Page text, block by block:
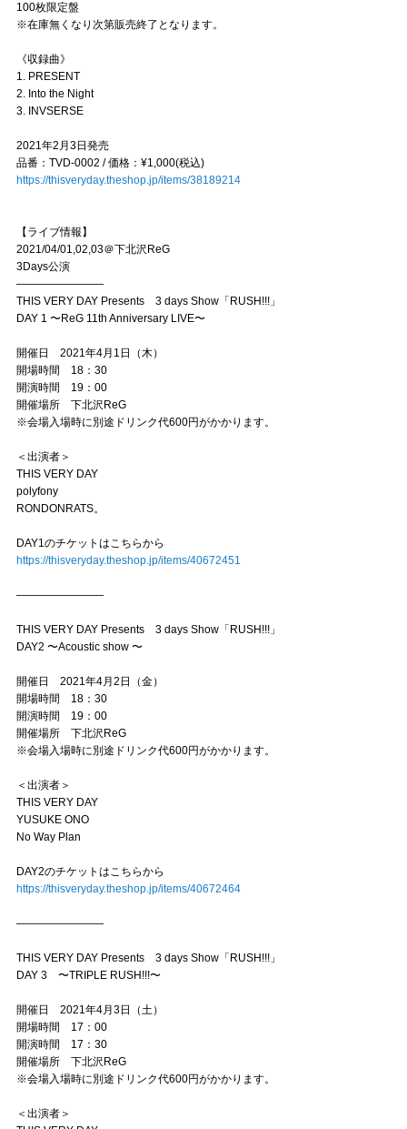
100枚限定盤
※在庫無くなり次第販売終了となります。
《収録曲》
1. PRESENT
2. Into the Night
3. INVSERSE
2021年2月3日発売
品番：TVD-0002 / 価格：¥1,000(税込)
https://thisveryday.theshop.jp/items/38189214
【ライブ情報】
2021/04/01,02,03＠下北沢ReG
3Days公演
————————
THIS VERY DAY Presents 3 days Show「RUSH!!!」
DAY 1 〜ReG 11th Anniversary LIVE〜
開催日 2021年4月1日（木）
開場時間 18：30
開演時間 19：00
開催場所 下北沢ReG
※会場入場時に別途ドリンク代600円がかかります。
＜出演者＞
THIS VERY DAY
polyfony
RONDONRATS。
DAY1のチケットはこちらから
https://thisveryday.theshop.jp/items/40672451
————————
THIS VERY DAY Presents 3 days Show「RUSH!!!」
DAY2 〜Acoustic show 〜
開催日 2021年4月2日（金）
開場時間 18：30
開演時間 19：00
開催場所 下北沢ReG
※会場入場時に別途ドリンク代600円がかかります。
＜出演者＞
THIS VERY DAY
YUSUKE ONO
No Way Plan
DAY2のチケットはこちらから
https://thisveryday.theshop.jp/items/40672464
————————
THIS VERY DAY Presents 3 days Show「RUSH!!!」
DAY 3 〜TRIPLE RUSH!!!〜
開催日 2021年4月3日（土）
開場時間 17：00
開演時間 17：30
開催場所 下北沢ReG
※会場入場時に別途ドリンク代600円がかかります。
＜出演者＞